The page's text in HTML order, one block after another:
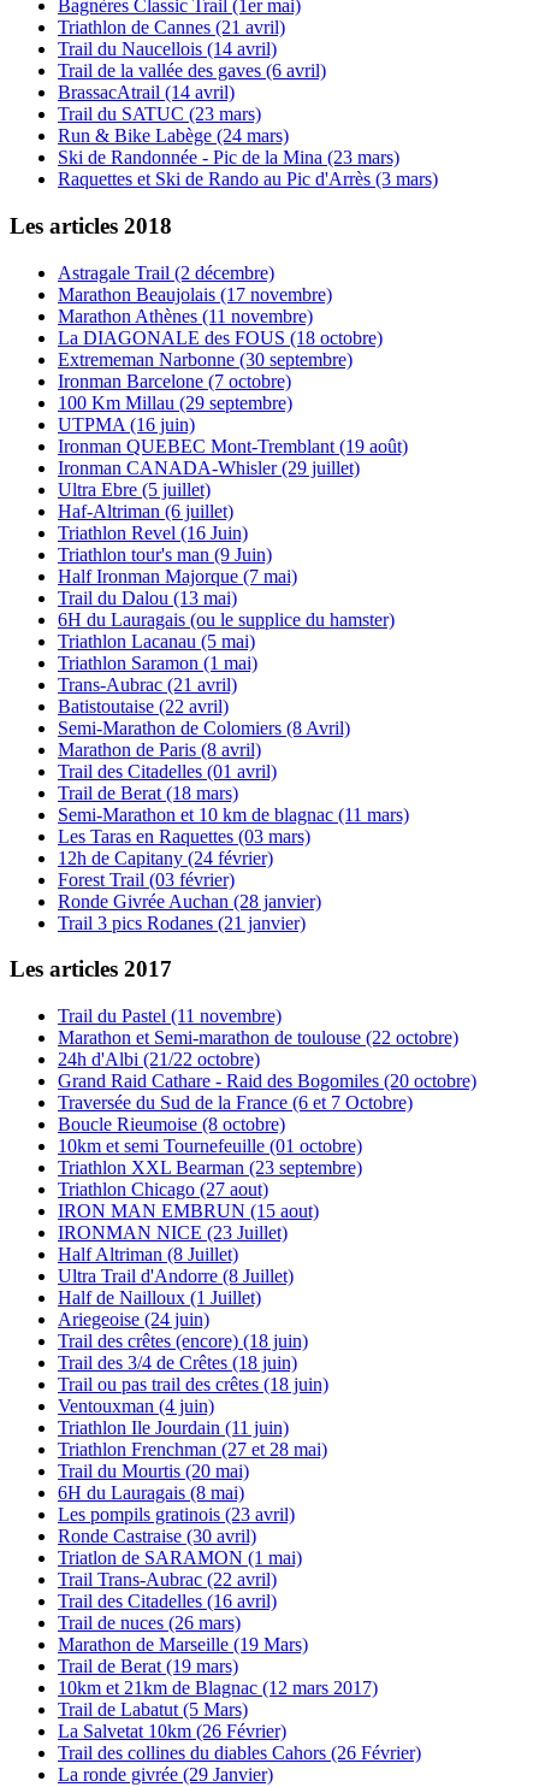
Bagnères Classic Trail (1er mai)
Triathlon de Cannes (21 avril)
Trail du Naucellois (14 avril)
Trail de la vallée des gaves (6 avril)
BrassacAtrail (14 avril)
Trail du SATUC (23 mars)
Run & Bike Labège (24 mars)
Ski de Randonnée - Pic de la Mina (23 mars)
Raquettes et Ski de Rando au Pic d'Arrès (3 mars)
Les articles 2018
Astragale Trail (2 décembre)
Marathon Beaujolais (17 novembre)
Marathon Athènes (11 novembre)
La DIAGONALE des FOUS (18 octobre)
Extrememan Narbonne (30 septembre)
Ironman Barcelone (7 octobre)
100 Km Millau (29 septembre)
UTPMA (16 juin)
Ironman QUEBEC Mont-Tremblant (19 août)
Ironman CANADA-Whisler (29 juillet)
Ultra Ebre (5 juillet)
Haf-Altriman (6 juillet)
Triathlon Revel (16 Juin)
Triathlon tour's man (9 Juin)
Half Ironman Majorque (7 mai)
Trail du Dalou (13 mai)
6H du Lauragais (ou le supplice du hamster)
Triathlon Lacanau (5 mai)
Triathlon Saramon (1 mai)
Trans-Aubrac (21 avril)
Batistoutaise (22 avril)
Semi-Marathon de Colomiers (8 Avril)
Marathon de Paris (8 avril)
Trail des Citadelles (01 avril)
Trail de Berat (18 mars)
Semi-Marathon et 10 km de blagnac (11 mars)
Les Taras en Raquettes (03 mars)
12h de Capitany (24 février)
Forest Trail (03 février)
Ronde Givrée Auchan (28 janvier)
Trail 3 pics Rodanes (21 janvier)
Les articles 2017
Trail du Pastel (11 novembre)
Marathon et Semi-marathon de toulouse (22 octobre)
24h d'Albi (21/22 octobre)
Grand Raid Cathare - Raid des Bogomiles (20 octobre)
Traversée du Sud de la France (6 et 7 Octobre)
Boucle Rieumoise (8 octobre)
10km et semi Tournefeuille (01 octobre)
Triathlon XXL Bearman (23 septembre)
Triathlon Chicago (27 aout)
IRON MAN EMBRUN (15 aout)
IRONMAN NICE (23 Juillet)
Half Altriman (8 Juillet)
Ultra Trail d'Andorre (8 Juillet)
Half de Nailloux (1 Juillet)
Ariegeoise (24 juin)
Trail des crêtes (encore) (18 juin)
Trail des 3/4 de Crêtes (18 juin)
Trail ou pas trail des crêtes (18 juin)
Ventouxman (4 juin)
Triathlon Ile Jourdain (11 juin)
Triathlon Frenchman (27 et 28 mai)
Trail du Mourtis (20 mai)
6H du Lauragais (8 mai)
Les pompils gratinois (23 avril)
Ronde Castraise (30 avril)
Triatlon de SARAMON (1 mai)
Trail Trans-Aubrac (22 avril)
Trail des Citadelles (16 avril)
Trail de nuces (26 mars)
Marathon de Marseille (19 Mars)
Trail de Berat (19 mars)
10km et 21km de Blagnac (12 mars 2017)
Trail de Labatut (5 Mars)
La Salvetat 10km (26 Février)
Trail des collines du diables Cahors (26 Février)
La ronde givrée (29 Janvier)